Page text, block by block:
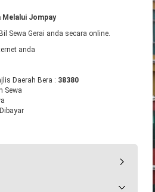
Melalui Jompay
Sewa Gerai anda secara online.
anda
Daerah Bera : 38380
Sewa